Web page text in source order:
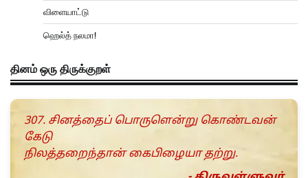
விளையாட்டு
ஹெல்த் நலமா!
தினம் ஒரு திருக்குறள்
307. சினத்தைப் பொருளென்று கொண்டவன்
கேடு
நிலத்தறைந்தான் கைபிழையா தற்று.